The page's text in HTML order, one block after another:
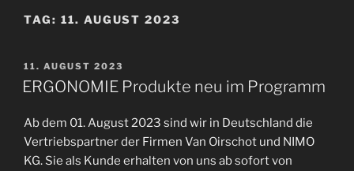
TAG: 11. AUGUST 2023
VERÖFFENTLICHT
AM
11. AUGUST 2023
ERGONOMIE Produkte neu im Programm
Ab dem 01. August 2023 sind wir in Deutschland die
Vertriebspartner der Firmen Van Oirschot und NIMO
KG. Sie als Kunde erhalten von uns ab sofort von